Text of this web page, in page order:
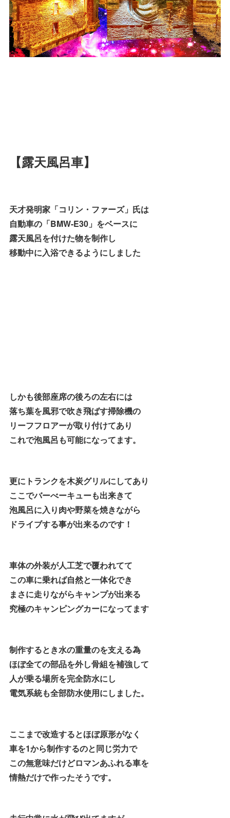
【露天風呂車】
天才発明家「コリン・ファーズ」氏は
自動車の「BMW-E30」をベースに
露天風呂を付けた物を制作し
移動中に入浴できるようにしました
しかも後部座席の後ろの左右には
落ち葉を風邪で吹き飛ばす掃除機の
リーフフロアーが取り付けてあり
これで泡風呂も可能になってます。
更にトランクを木炭グリルにしてあり
ここでバーべーキューも出来きて
泡風呂に入り肉や野菜を焼きながら
ドライブする事が出来るのです！
車体の外装が人工芝で覆われてて
この車に乗れば自然と一体化でき
まさに走りながらキャンプが出来る
究極のキャンピングカーになってます
制作するとき水の重量のを支える為
ほぼ全ての部品を外し骨組を補強して
人が乗る場所を完全防水にし
電気系統も全部防水使用にしました。
ここまで改造するとほぼ原形がなく
車を1から制作するのと同じ労力で
この無意味だけどロマンあふれる車を
情熱だけで作ったそうです。